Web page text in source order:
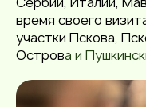
время своего
участки Пскова,
Острова и